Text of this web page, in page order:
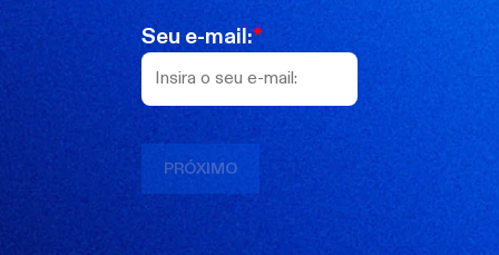
Seu e-mail:*
PRÓXIMO